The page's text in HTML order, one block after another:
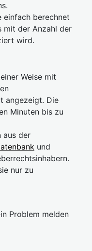
einfach berechnet
mit der Anzahl der
wird.
Weise mit
angezeigt. Die
Minuten bis zu
aus der
und
nur zu
Problem melden